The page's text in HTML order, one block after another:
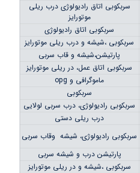
سربکوبی اتاق رادیولوژی درب ریلی
موتورایز
سربکوبی اتاق رادیولوژی
سربکوبی ،شیشه و درب ریلی موتورایز
پارتیشن،شیشه و قاب سربی
سربکوبی اتاق عمل، در ریلی موتورایز
ماموگرافی و opg
سربکوبی
سربکوبی رادیولوژی، درب سربی لولایی
درب ریلی دستی
سربکوبی رادیولوژی، شیشه وقاب سربی
پارتیشن درب و شیشه سربی
سربکوبی ،شیشه و در ریلی موتورایز